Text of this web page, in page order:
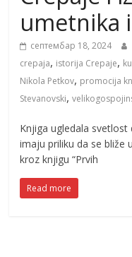
umetnika
септембар 18, 2024
crepaja, istorija Crepaje,
Nikola Petkov, promocija
Stevanovski,
Knjiga ugledala
imaju priliku da se bliže
kroz knjigu “Prvih
Read more